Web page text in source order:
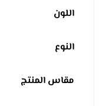
اللون
النوع
مقاس المنتج